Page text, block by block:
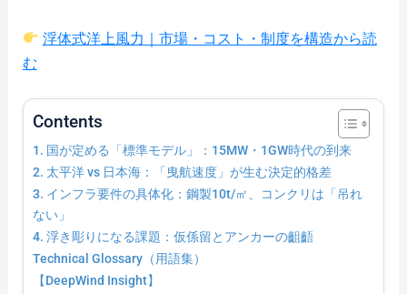
浮体式洋上風力｜市場・コスト・制度を構造から読
む
Contents
1. 国が定める「標準モデル」：15MW・1GW時代の到来
2. 太平洋 vs 日本海：「曳航速度」が生む決定的格差
3. インフラ要件の具体化：鋼製10t/㎡、コンクリは「吊れ
ない」
4. 浮き彫りになる課題：仮係留とアンカーの齟齬
Technical Glossary（用語集）
【DeepWind Insight】